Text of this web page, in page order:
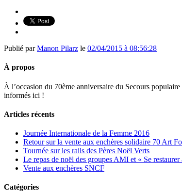
Publié parManon Pilarz le 02/04/2015 à 08:56:28
À propos
À l’occasion du 70ème anniversaire du Secours
informés ici !
Articles récents
Journée Internationale de la Femme 2016
Retour sur la vente aux enchères solidaire 70 Art
Tournée sur les rails des Pères Noël Verts
Le repas de noël des groupes AMI et « Se
Vente aux enchères SNCF
Catégories